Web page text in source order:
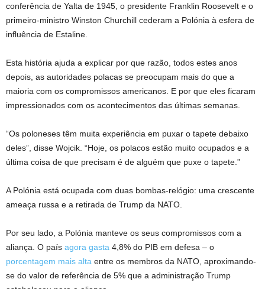
conferência de Yalta de 1945, o presidente Franklin Roosevelt e o
primeiro-ministro Winston Churchill cederam a Polónia à esfera de
influência de Estaline.
Esta história ajuda a explicar por que razão, todos estes anos
depois, as autoridades polacas se preocupam mais do que a
maioria com os compromissos americanos. E por que eles ficaram
impressionados com os acontecimentos das últimas semanas.
“Os poloneses têm muita experiência em puxar o tapete debaixo
deles”, disse Wojcik. “Hoje, os polacos estão muito ocupados e a
última coisa de que precisam é de alguém que puxe o tapete.”
A Polónia está ocupada com duas bombas-relógio: uma crescente
ameaça russa e a retirada de Trump da NATO.
Por seu lado, a Polónia manteve os seus compromissos com a
aliança. O país agora gasta 4,8% do PIB em defesa – o
porcentagem mais alta entre os membros da NATO, aproximando-
se do valor de referência de 5% que a administração Trump